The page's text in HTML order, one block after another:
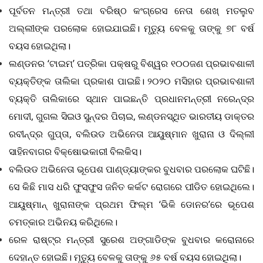
ପୂର୍ବତନ ମନ୍ତ୍ରୀ ତଥା ବରିଷ୍ଠ କଂଗ୍ରେସ ନେତା ଶେଖ୍ ‍ମତଲୁବ
ଅଲ୍ଲୀଙ୍କ ପରଲୋକ ହୋଇଯାଇଛି। ମୃତ୍ୟୁ ବେଳକୁ ତାଙ୍କୁ ୭୮ ବର୍ଷ
ବୟସହୋଇଥିଲା।
ଲଣ୍ଡନର ‘ଟାଇମ୍‍’ପତ୍ରିକା ପକ୍ଷରୁ ବିଶ୍ୱର ୧୦୦ଜଣ ପ୍ରଭାବଶାଳୀ
ବ୍ୟକ୍ତିଙ୍କ ତାଲିକା ପ୍ରକାଶ ପାଇଛି। ୨୦୨୦ ମସିହାର ପ୍ରଭାବଶାଳୀ
ବ୍ୟକ୍ତି ତାଲିକାରେ ସ୍ଥାନ ପାଇଛନ୍ତି ପ୍ରଧାନମନ୍ତ୍ରୀ ନରେନ୍ଦ୍ର
ମୋଦୀ,ଗୁଗଲ ସିଇଓ ସୁନ୍ଦର ପିଚାଇ,ଲଣ୍ଡନସ୍ଥିତ ଭାରତୀୟ ଡାକ୍ତର
ରବୀନ୍ଦ୍ର ଗୁପ୍ତା,ବଲିଉଡ ଅଭିନେତା ଆୟୁଷ୍ମାନ ଖୁରାନା ଓ ଦିଲ୍ଲୀ
ସାହିନବାଗରବିକ୍ଷୋଭକାରୀବିଲକିସ୍।
ବଲିଉଡଅଭିନେତା ଭୂପେଶପାଣ୍ଡ୍ୟାଙ୍କରବୁଧବାରପରଲୋକଘଟିଛି।
ସେ କିଛି ମାସ ଧରି ଫୁସ୍ଫୁସ ଜନିତ କର୍କଟ ରୋଗରେ ପୀଡିତ ହୋଇଥିଲେ।
ଆୟୁଷ୍ମାନ୍ ଖୁରାନାଙ୍କ ପ୍ରଥମ ଫିଲ୍ମ ‘ଭିକି ଡୋନର’ରେ ଭୂପେଶ
ଚମତ୍କାରଅଭିନୟକରିଥିଲେ।
ରେଳ ରାଷ୍ଟ୍ର ମନ୍ତ୍ରୀ ସୁରେଶ ଅଙ୍ଗାଡିଙ୍କ ବୁଧବାର କରୋନାରେ
ଦେହାନ୍ତହୋଇଛି। ମୃତ୍ୟୁବେଳକୁତାଙ୍କୁ୬୫ବର୍ଷବୟସହୋଇଥିଲା।